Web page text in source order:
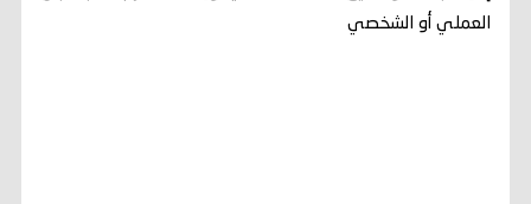
العملي أو الشخصي